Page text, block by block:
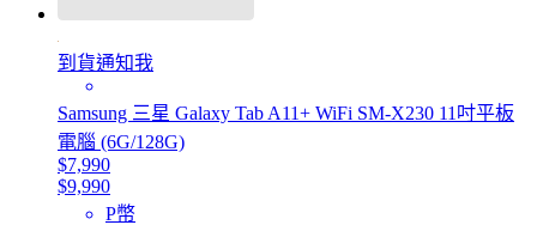
到貨通知我
Samsung 三星 Galaxy Tab A11+ WiFi SM-X230 11吋平板
電腦 (6G/128G)
$7,990
$9,990
P幣